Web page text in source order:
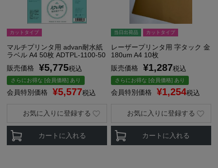
カットタイプ
マルチプリンタ用 advan耐水紙
ラベル A4 50枚 ADTPL-1100-50
販売価格
¥5,775税込
さらにお得な [会員価格] あり
会員特別価格 ¥5,577税込
カートに入れる
お気に入りに登録する
当日出荷品 カットタイプ
レーザープリンタ用 字タック 金
180um A4 10枚
販売価格
¥1,287税込
さらにお得な [会員価格] あり
会員特別価格 ¥1,254税込
カートに入れる
お気に入りに登録する